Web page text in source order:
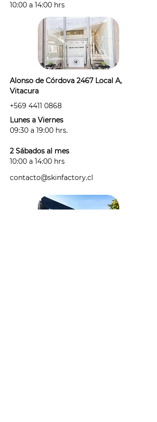
el folículo piloso.
- Debes venir rasurad@ (idealmente
desde el día anterior), sin
desodorante, cremas, ni perfumes
en la zona a tratar.
- Por protocolo, antes de agendar tu
tienes alguna afección de la piel
antes de tu sesión.
· tomando algún medicamento
considera antibióticos,
antihistamínicos, anticonceptivos y
sido recetado para un tratamiento
- Puedes exponerte al sol hasta 48
10:00 a 14:00 hrs
contacto@skinfactory.cl
Alonso de Córdova 2467 Local A,
Vitacura
+569 4411 0868
Lunes a Viernes
09:30 a 19:00 hrs.
2 Sábados al mes
10:00 a 14:00 hrs